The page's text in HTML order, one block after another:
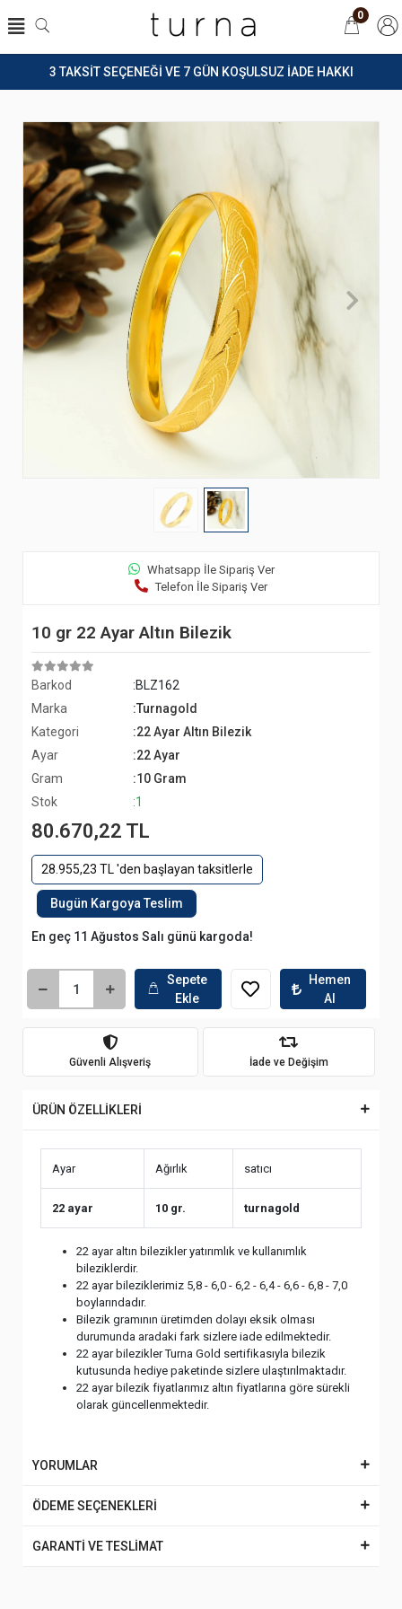
3 TAKSİT SEÇENEĞİ VE 7 GÜN KOŞULSUZ İADE HAKKI
0
Whatsapp İle Sipariş Ver
Telefon İle Sipariş Ver
10 gr 22 Ayar Altın Bilezik
Barkod
:BLZ162
Marka
:Turnagold
Kategori
:22 Ayar Altın Bilezik
Ayar
:22 Ayar
Gram
:10 Gram
Stok
:1
80.670,22 TL
28.955,23 TL 'den başlayan taksitlerle
Bugün Kargoya Teslim
En geç 11 Ağustos Salı günü kargoda!
Sepete
Ekle
Hemen
Al
Güvenli Alışveriş İade ve Değişim
ÜRÜN ÖZELLİKLERİ
Ayar Ağırlık satıcı
22 ayar 10 gr. turnagold
22 ayar altın bilezikler yatırımlık ve kullanımlık
bileziklerdir.
22 ayar bileziklerimiz 5,8 - 6,0 - 6,2 - 6,4 - 6,6 - 6,8 - 7,0
boylarındadır.
Bilezik gramının üretimden dolayı eksik olması
durumunda aradaki fark sizlere iade edilmektedir.
22 ayar bilezikler Turna Gold sertifikasıyla bilezik
kutusunda hediye paketinde sizlere ulaştırılmaktadır.
22 ayar bilezik fiyatlarımız altın fiyatlarına göre sürekli
olarak güncellenmektedir.
YORUMLAR
ÖDEME SEÇENEKLERİ
GARANTİ VE TESLİMAT